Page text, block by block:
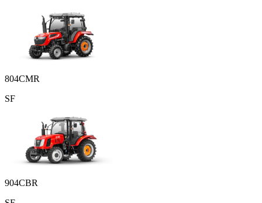
804СMR
SF
904СBR